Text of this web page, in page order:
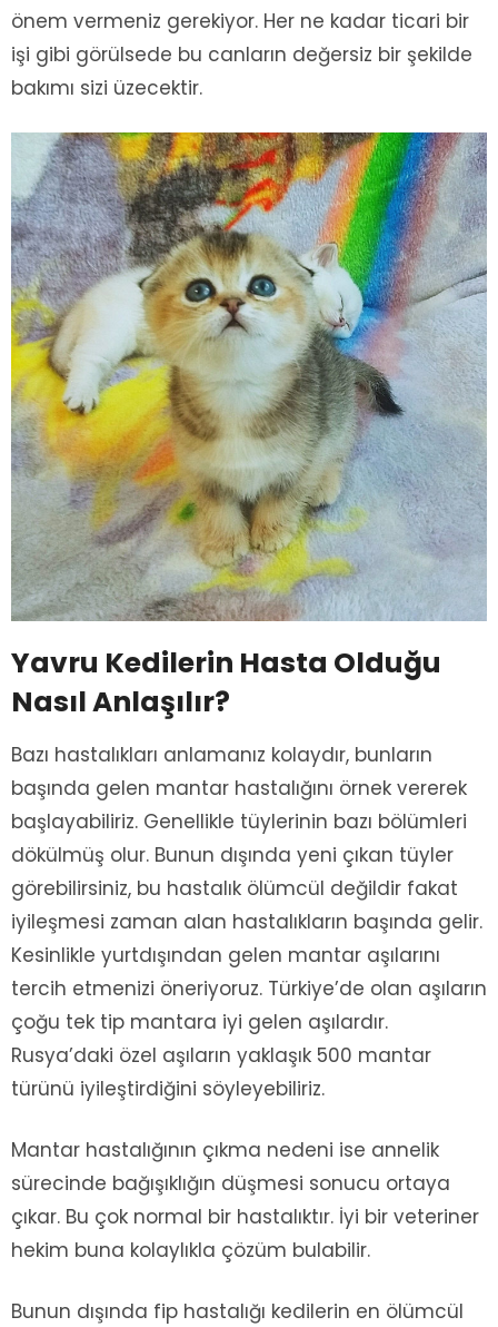
önem vermeniz gerekiyor. Her ne kadar ticari bir
işi gibi görülsede bu canların değersiz bir şekilde
bakımı sizi üzecektir.
Yavru Kedilerin Hasta Olduğu
Nasıl Anlaşılır?
Bazı hastalıkları anlamanız kolaydır, bunların
başında gelen mantar hastalığını örnek vererek
başlayabiliriz. Genellikle tüylerinin bazı bölümleri
dökülmüş olur. Bunun dışında yeni çıkan tüyler
görebilirsiniz, bu hastalık ölümcül değildir fakat
iyileşmesi zaman alan hastalıkların başında gelir.
Kesinlikle yurtdışından gelen mantar aşılarını
tercih etmenizi öneriyoruz. Türkiye’de olan aşıların
çoğu tek tip mantara iyi gelen aşılardır.
Rusya’daki özel aşıların yaklaşık 500 mantar
türünü iyileştirdiğini söyleyebiliriz.
Mantar hastalığının çıkma nedeni ise annelik
sürecinde bağışıklığın düşmesi sonucu ortaya
çıkar. Bu çok normal bir hastalıktır. İyi bir veteriner
hekim buna kolaylıkla çözüm bulabilir.
Bunun dışında fip hastalığı kedilerin en ölümcül